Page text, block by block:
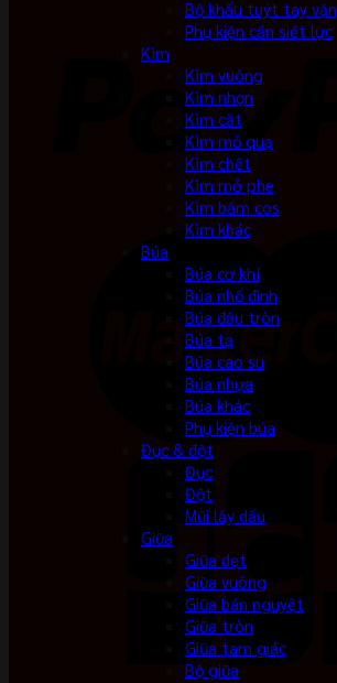
Bộ khẩu tuýt tay vặn
Phụ kiện cần siết lực
Kìm
Kìm vuông
Kìm nhọn
Kìm cắt
Kìm mỏ quạ
Kìm chết
Kìm mở phe
Kìm bấm cos
Kìm khác
Búa
Búa cơ khí
Búa nhổ đinh
Búa đầu tròn
Búa tạ
Búa cao su
Búa nhựa
Búa khác
Phụ kiện búa
Đục & đột
Đục
Đột
Mũi lấy dấu
Giũa
Giũa dẹt
Giũa vuông
Giũa bán nguyệt
Giũa tròn
Giũa tam giác
Bộ giũa